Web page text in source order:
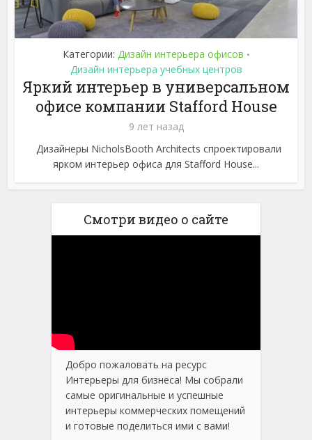
Категории: Дизайн интерьера офисов •
Дизайн интерьера учебных центров
Яркий интерьер в универсальном
офисе компании Stafford House
9 лет назад
Дизайнеры NicholsBooth Architects спроектировали
ярком интерьер офиса для Stafford House...
Смотри видео о сайте
Добро пожаловать на ресурс
Интерьеры для бизнеса! Мы собрали
самые оригинальные и успешные
интерьеры коммерческих помещений
и готовые поделиться ими с вами!